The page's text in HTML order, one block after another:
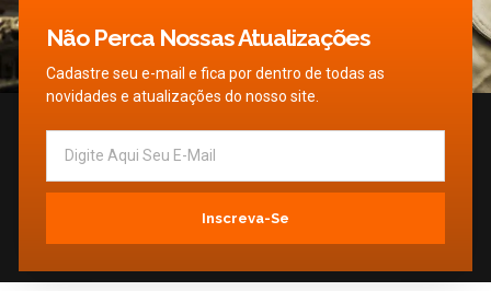
Não Perca Nossas Atualizações
Cadastre seu e-mail e fica por dentro de todas as
novidades e atualizações do nosso site.
Inscreva-Se